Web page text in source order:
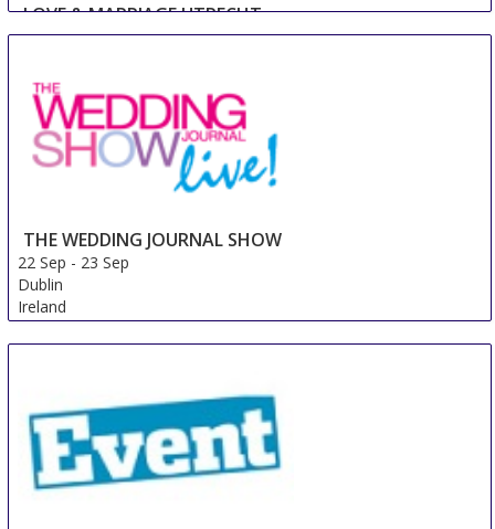
LOVE & MARRIAGE UTRECHT
22 Sep-23 Sep
Netherlands
THE WEDDING JOURNAL SHOW
22 Sep - 23 Sep
Dublin
Ireland